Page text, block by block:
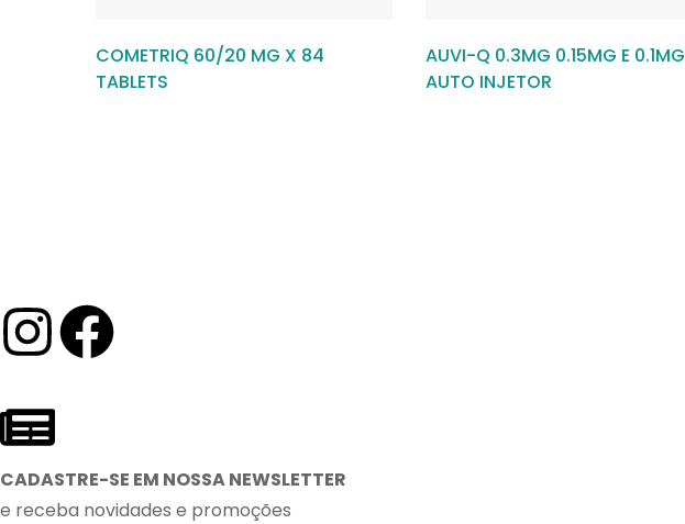
COMETRIQ 60/20 MG X 84
TABLETS
AUVI-Q 0.3MG 0.15MG E 0.1MG
AUTO INJETOR
CADASTRE-SE EM NOSSA NEWSLETTER
e receba novidades e promoções